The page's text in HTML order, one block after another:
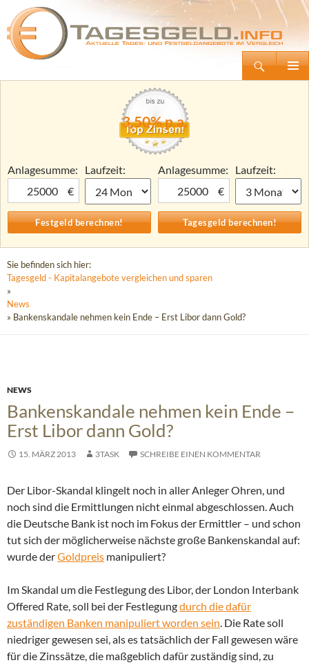
Tagesgeld.info – Tagesgeldkonten vergleichen und Tagesgeld-Zinsen berechnen
Zum
3,50% p.a.
Anlagesumme:
€
Laufzeit:
Anlagesumme:
€
Laufzeit:
Sie befinden sich hier:
Tagesgeld - Kapitalangebote vergleichen und sparen
»
News
» Bankenskandale nehmen kein Ende – Erst Libor dann Gold?
NEWS
Bankenskandale nehmen kein Ende –
Erst Libor dann Gold?
15. MÄRZ 2013 3TASK SCHREIBE EINEN KOMMENTAR
Der Libor-Skandal klingelt noch in aller Anleger Ohren, und
noch sind die Ermittlungen nicht einmal abgeschlossen. Auch
die Deutsche Bank ist noch im Fokus der Ermittler – und schon
tut sich der möglicherweise nächste große Bankenskandal auf:
wurde derGoldpreis manipuliert?
Im Skandal um die Festlegung des Libor, der London Interbank
Offered Rate, soll bei der Festlegungdurch die dafür
zuständigen Banken manipuliert worden sein. Die Rate soll
niedriger gewesen sei, als es tatsächlich der Fall gewesen wäre
für die Zinssätze, die maßgeblich dafür zuständig sind, zu